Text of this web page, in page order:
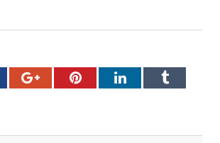
Google+PinterestLinkedInTumblr